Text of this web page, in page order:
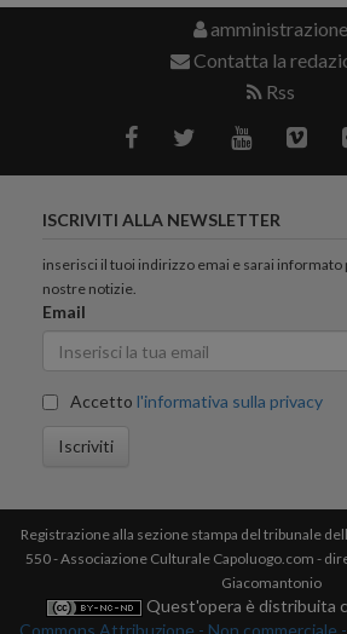
amministrazione
Contatta la
Rss
ISCRIVITI ALLA NEWSLETTER
inserisci il tuoi indirizzo emai e sarai
nostre notizie.
Email
Accetto l'informativa sulla privacy
Iscriviti
Registrazione alla sezione stampa del tribunale
550 - Associazione Culturale Capoluogo.com -
Giacomantonio
Quest'opera è distribuita
Commons Attribuzione - Non commerciale